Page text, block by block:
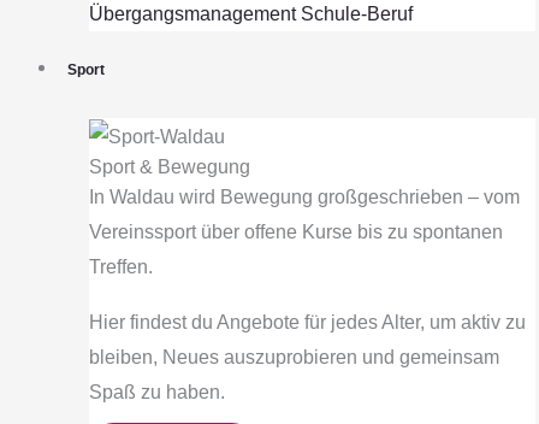
Übergangsmanagement Schule‐Beruf
Sport
Sport & Bewegung
In Waldau wird Bewegung großgeschrieben – vom
Vereinssport über offene Kurse bis zu spontanen
Treffen.
Hier findest du Angebote für jedes Alter, um aktiv zu
bleiben, Neues auszuprobieren und gemeinsam
Spaß zu haben.